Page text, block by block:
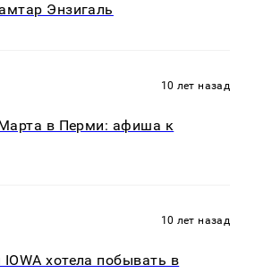
Энзигаль
10 лет назад
в Перми: афиша к
10 лет назад
хотела побывать в